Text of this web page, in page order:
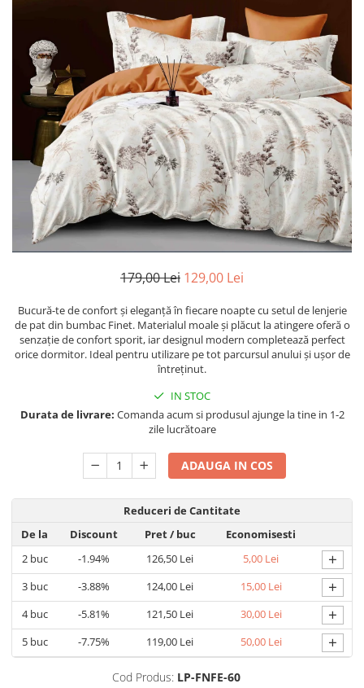
179,00 Lei 129,00 Lei
Bucură-te de confort și eleganță în fiecare noapte cu setul de lenjerie
de pat din bumbac Finet. Materialul moale și plăcut la atingere oferă o
senzație de confort sporit, iar designul modern completează perfect
orice dormitor. Ideal pentru utilizare pe tot parcursul anului și ușor de
întreținut.
IN STOC
Durata de livrare: Comanda acum si produsul ajunge la tine in 1-2
zile lucrătoare
ADAUGA IN COS
Reduceri de Cantitate
De la
Discount Pret/ buc
Economisesti
2buc -1.94% 126,50 Lei 5,00 Lei +
3buc -3.88% 124,00 Lei 15,00 Lei +
4buc -5.81% 121,50 Lei 30,00 Lei +
5buc -7.75% 119,00 Lei 50,00 Lei +
Cod Produs: LP-FNFE-60